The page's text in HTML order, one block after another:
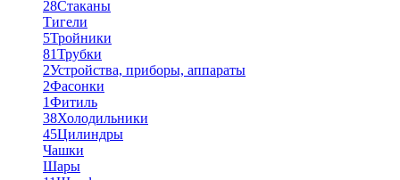
28Стаканы
Тигели
5Тройники
81Трубки
2Устройства, приборы, аппараты
2Фасонки
1Фитиль
38Холодильники
45Цилиндры
Чашки
Шары